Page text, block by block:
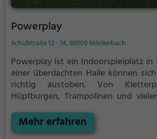
Powerplay
Schulstraße 12 - 14, 69509 Mörlenbach
Powerplay ist ein Indoorspielplatz in
einer überdachten Halle können
richtig austoben. Von
Hüpfburgen, Trampolinen und
bzw. Hallenspielplätze sind ein tolles
schlechtes Wetter, denn in der
Mehr erfahren